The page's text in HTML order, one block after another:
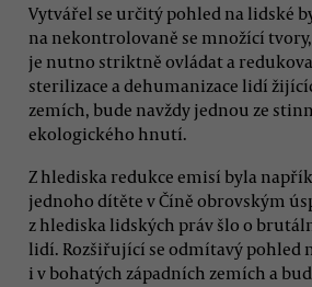
Vytvářel se určitý pohled na lidské
na nekontrolovaně se množící
je nutno striktně ovládat a
sterilizace a dehumanizace lidí
zemích, bude navždy jednou ze
ekologického hnutí.
Z hlediska redukce emisí byla
jednoho dítěte v Číně obrovským
z hlediska lidských práv šlo o
lidí. Rozšiřující se odmítavý pohled
i v bohatých západních zemích a